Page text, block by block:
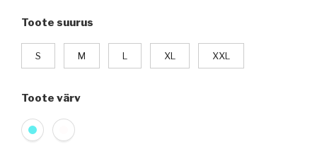
Toote suurus
S M L XL XXL
Toote värv